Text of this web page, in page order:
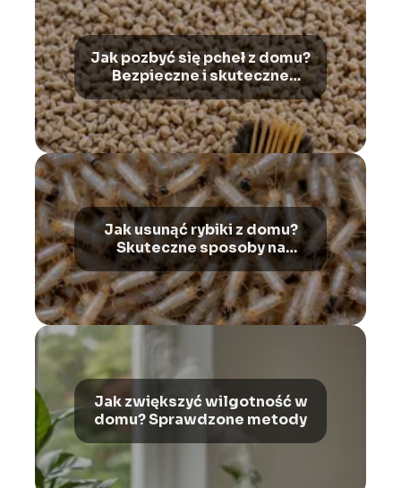
Jak pozbyć się pcheł z domu?
Bezpieczne i skuteczne
metody
Jak usunąć rybiki z domu?
Skuteczne sposoby na
pozbycie się problemu
Jak zwiększyć wilgotność w
domu? Sprawdzone metody